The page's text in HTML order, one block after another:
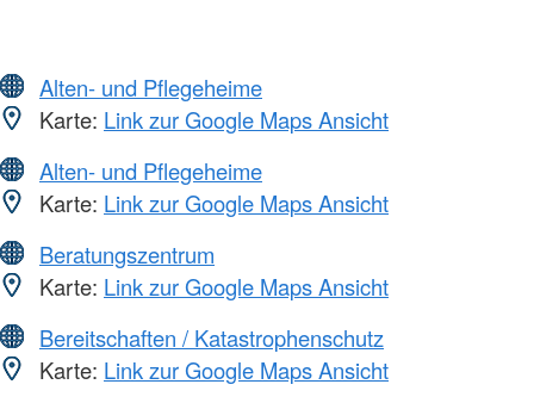
Alten- und Pflegeheime
Karte: Link zur Google Maps Ansicht
Alten- und Pflegeheime
Karte: Link zur Google Maps Ansicht
Beratungszentrum
Karte: Link zur Google Maps Ansicht
Bereitschaften / Katastrophenschutz
Karte: Link zur Google Maps Ansicht